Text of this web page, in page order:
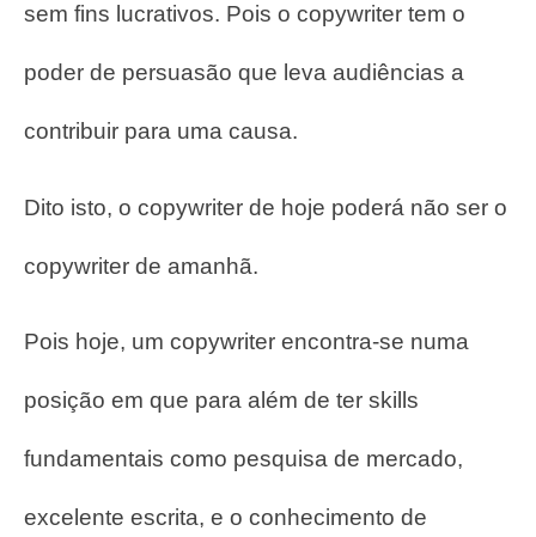
sem fins lucrativos. Pois o copywriter tem o
poder de persuasão que leva audiências a
contribuir para uma causa.
Dito isto, o copywriter de hoje poderá não ser o
copywriter de amanhã.
Pois hoje, um copywriter encontra-se numa
posição em que para além de ter skills
fundamentais como pesquisa de mercado,
excelente escrita, e o conhecimento de